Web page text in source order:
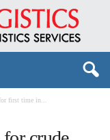
first time in...